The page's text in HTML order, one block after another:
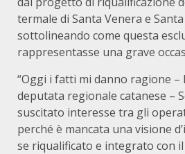
termale di Santa Venera e
sottolineando come questa
rappresentasse una grave
“Oggi i fatti mi danno ragione –
deputata regionale catanese –
suscitato interesse tra gli
perché è mancata una visione
se riqualificato e integrato con